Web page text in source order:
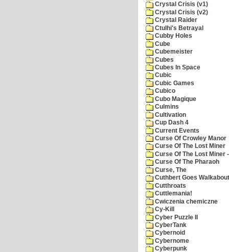
Crystal Crisis (v1)
Crystal Crisis (v2)
Crystal Raider
Ctulhi's Betrayal
Cubby Holes
Cube
Cubemeister
Cubes
Cubes In Space
Cubic
Cubic Games
Cubico
Cubo Magique
Culmins
Cultivation
Cup Dash 4
Current Events
Curse Of Crowley Manor
Curse Of The Lost Miner
Curse Of The Lost Miner
Curse Of The Pharaoh
Curse, The
Cuthbert Goes Walkabout
Cutthroats
Cuttlemania!
Cwiczenia chemiczne
Cy-Kill
Cyber Puzzle II
CyberTank
Cybernoid
Cybernome
Cyberpunk